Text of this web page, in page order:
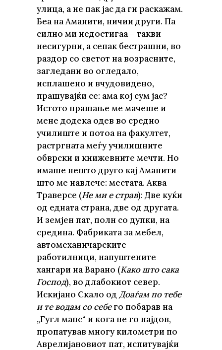
улица, а не пак јас да ги раскажам.
Беа на Аманити, ничии други. Па
силно ми недостигаа – такви
несигурни, а сепак бестрашни, во
раздор со светот на возрасните,
загледани во огледало,
исплашено и вчудовидено,
прашувајќи се: ама кој сум јас?
Истото прашање ме мачеше и
мене додека одев во средно
училиште и потоа на факултет,
растргната меѓу училишните
обврски и книжевните мечти. Но
имаше нешто друго кај Аманити
што ме навлече: местата. Аква
Траверсе (Не ми е страв): Две куќи
од едната страна, две од другата.
И земјен пат, полн со дупки, на
средина. Фабриката за мебел,
автомеханичарските
работилници, напуштените
хангари на Варано (Како што сака
Господ), во длабокиот север.
Искијано Скало од Доаѓам по тебе
и те водам со себего побарав на
„Гугл мапс“ и кога не го најдов,
пропатував многу километри по
Аврелијановиот пат, испитувајќи